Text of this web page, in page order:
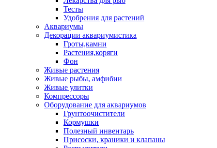
Тесты
Удобрения для растений
Аквариумы
Декорации аквариумистика
Гроты,камни
Растения,коряги
Фон
Живые растения
Живые рыбы, амфибии
Живые улитки
Компрессоры
Оборудование для аквариумов
Грунтоочистители
Кормушки
Полезный инвентарь
Присоски, краники и клапаны